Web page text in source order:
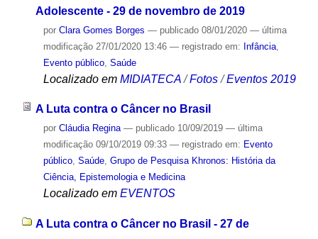
Adolescente - 29 de novembro de 2019
por Clara Gomes Borges — publicado08/01/2020 — última
modificação27/01/2020 13:46 — registrado em: Infância,
Evento público, Saúde
Localizado em MIDIATECA /Fotos /Eventos 2019
A Luta contra o Câncer no Brasil
por Cláudia Regina — publicado10/09/2019 — última
modificação09/10/2019 09:33 — registrado em: Evento
público, Saúde, Grupo de Pesquisa Khronos: História da
Ciência, Epistemologia e Medicina
Localizado em EVENTOS
A Luta contra o Câncer no Brasil - 27 de